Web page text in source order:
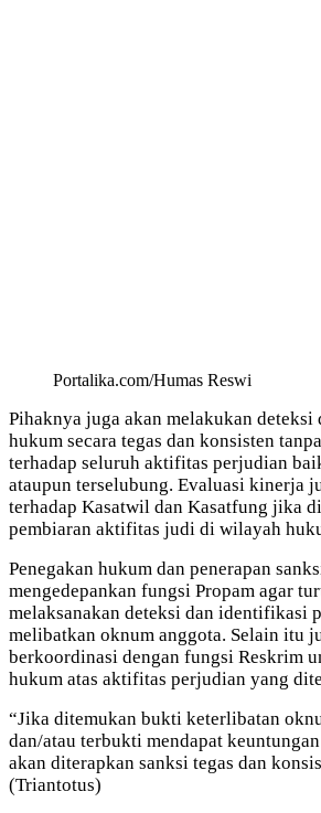
Portalika.com/Humas Reswi
Pihaknya juga akan melakukan deteksi
hukum secara tegas dan konsisten
terhadap seluruh aktifitas perjudian
ataupun terselubung. Evaluasi kinerja
terhadap Kasatwil dan Kasatfung jika
pembiaran aktifitas judi di wilayah
Penegakan hukum dan penerapan
mengedepankan fungsi Propam agar
melaksanakan deteksi dan identifikasi
melibatkan oknum anggota. Selain itu
berkoordinasi dengan fungsi Reskrim
hukum atas aktifitas perjudian yang
“Jika ditemukan bukti keterlibatan
dan/atau terbukti mendapat
akan diterapkan sanksi tegas dan
(Triantotus)